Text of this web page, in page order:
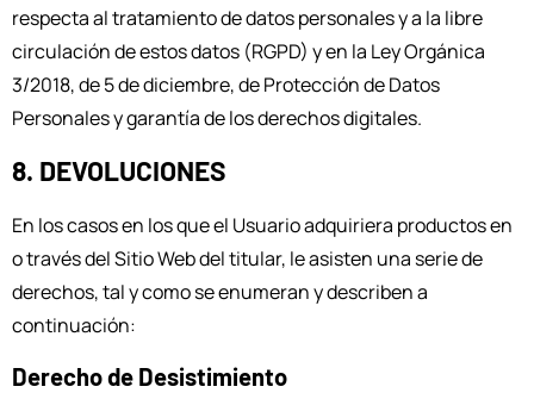
respecta al tratamiento de datos personales y a la libre
circulación de estos datos (RGPD) y en la Ley Orgánica
3/2018, de 5 de diciembre, de Protección de Datos
Personales y garantía de los derechos digitales.
8. DEVOLUCIONES
En los casos en los que el Usuario adquiriera productos en
o través del Sitio Web del titular, le asisten una serie de
derechos, tal y como se enumeran y describen a
continuación:
Derecho de Desistimiento